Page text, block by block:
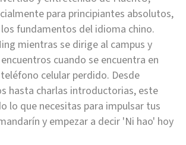
para principiantes absolutos,
fundamentos del idioma chino.
mientras se dirige al campus y
cuando se encuentra en
celular perdido. Desde
hasta charlas introductorias, este
lo que necesitas para impulsar tus
y empezar a decir 'Ni hao' hoy